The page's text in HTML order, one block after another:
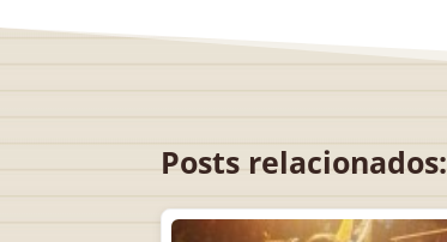
Posts relacionados: